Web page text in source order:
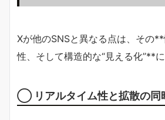
Xが他のSNSと異なる点は、その
性、そして構造的な“見える化”**に
◯ リアルタイム性と拡散の同